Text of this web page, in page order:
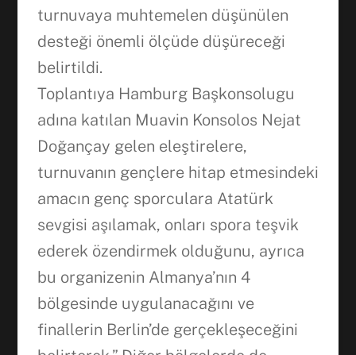
turnuvaya muhtemelen düşünülen
desteği önemli ölçüde düşüreceği
belirtildi.
Toplantıya Hamburg Başkonsolugu
adına katılan Muavin Konsolos Nejat
Doğançay gelen eleştirelere,
turnuvanın gençlere hitap etmesindeki
amacın genç sporculara Atatürk
sevgisi aşılamak, onları spora teşvik
ederek özendirmek olduğunu, ayrıca
bu organizenin Almanya’nın 4
bölgesinde uygulanacağını ve
finallerin Berlin’de gerçekleşeceğini